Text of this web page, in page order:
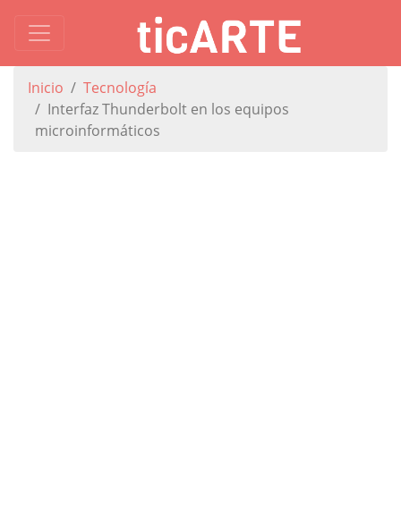
Inicio
Tecnología
Interfaz Thunderbolt en los equipos
microinformáticos